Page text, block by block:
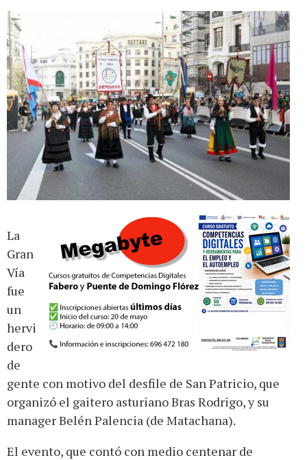
La
Gran
Vía
fue
un
hervi
dero
de
gente con motivo del desfile de San Patricio, que
organizó el gaitero asturiano Bras Rodrigo, y su
manager Belén Palencia (de Matachana).
El evento, que contó con medio centenar de